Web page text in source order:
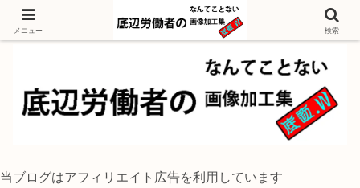
独身底辺おじさんが風景写真をイラスト風に加工するブログ
当ブログはアフィリエイト広告を利用しています
メニュー 検索